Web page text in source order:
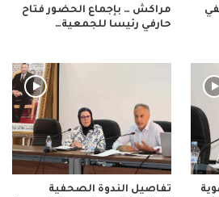
مراكش … بإجماع الحضور فتاح
حارفي رئيسا للجمعية…
تفاصيل الندوة الصحفية